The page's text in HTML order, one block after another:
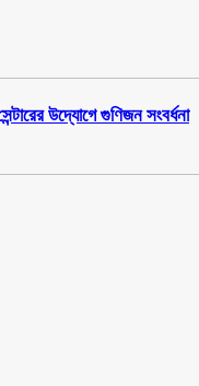
উদ্যোগে গুণিজন সংবর্ধনা